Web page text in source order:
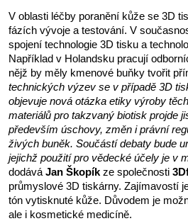
V oblasti léčby poranění kůže se 3D
fázích vývoje a testování. V
spojení technologie 3D tisku a
Například v Holandsku pracují
nějž by měly kmenové buňky tvořit
technických výzev se v případě 3D
objevuje nová otázka etiky výroby
materiálů pro takzvaný biotisk projde
především úschovy, změn i právní
živých buněk. Součástí debaty bude
jejichž použití pro vědecké účely je v
dodává Jan Škopík ze společnosti
průmyslové 3D tiskárny. Zajímavostí
tón vytisknuté kůže. Důvodem je
ale i kosmetické medicíně.